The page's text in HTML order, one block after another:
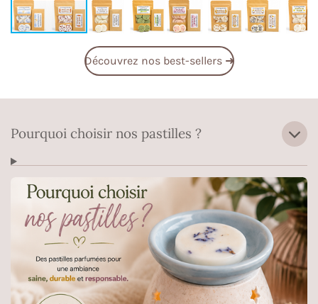
Découvrez nos best-sellers ➜
Pourquoi choisir nos pastilles ?